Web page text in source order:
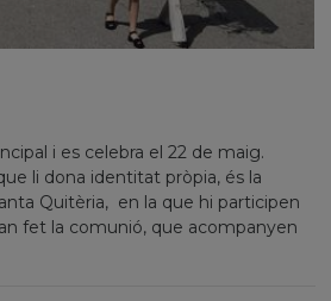
i es celebra el 22 de maig.
li dona identitat pròpia, és la
Quitèria, en la que hi participen
fet la comunió, que acompanyen